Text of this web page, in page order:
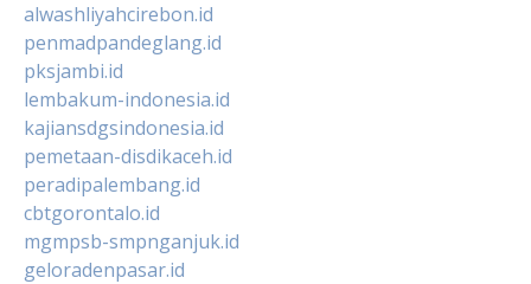
alwashliyahcirebon.id
penmadpandeglang.id
pksjambi.id
lembakum-indonesia.id
kajiansdgsindonesia.id
pemetaan-disdikaceh.id
peradipalembang.id
cbtgorontalo.id
mgmpsb-smpnganjuk.id
geloradenpasar.id